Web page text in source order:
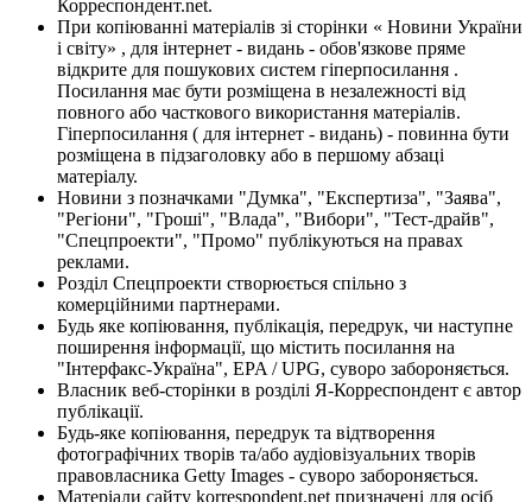
Корреспондент.net.
При копіюванні матеріалів зі сторінки « Новини України
і світу» , для інтернет - видань - обов'язкове пряме
відкрите для пошукових систем гіперпосилання .
Посилання має бути розміщена в незалежності від
повного або часткового використання матеріалів.
Гіперпосилання ( для інтернет - видань) - повинна бути
розміщена в підзаголовку або в першому абзаці
матеріалу.
Новини з позначками "Думка", "Експертиза", "Заява",
"Регіони", "Гроші", "Влада", "Вибори", "Тест-драйв",
"Спецпроекти", "Промо" публікуються на правах
реклами.
Розділ Спецпроекти створюється спільно з
комерційними партнерами.
Будь яке копіювання, публікація, передрук, чи наступне
поширення інформації, що містить посилання на
"Інтерфакс-Україна", EPA / UPG, суворо забороняється.
Власник веб-сторінки в розділі Я-Корреспондент є автор
публікації.
Будь-яке копіювання, передрук та відтворення
фотографічних творів та/або аудіовізуальних творів
правовласника Getty Images - суворо забороняється.
Матеріали сайту korrespondent.net призначені для осіб